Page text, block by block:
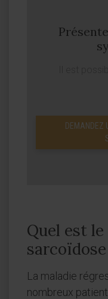
DEMANDEZ
Quel est
sarcoïdose
La maladie
nombreux